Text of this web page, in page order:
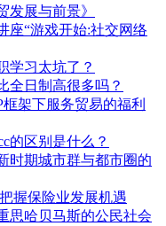
发展与前景》
座“游戏开始:社交网络
学习太坑了？
全日制高很多吗？
架下服务贸易的福利
的区别是什么？
时期城市群与都市圈的
握保险业发展机遇
思哈贝马斯的公民社会